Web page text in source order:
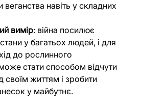
веганства навіть у складних
вимір: війна посилює
у багатьох людей, і для
до рослинного
стати способом відчути
своїм життям і зробити
у майбутнє.